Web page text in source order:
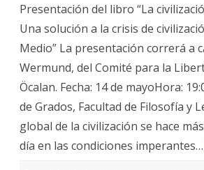
la
cuestión
Kurda
Presentación del libro “La
Una solución a la crisis de
Medio” La presentación correrá a
Wermund, del Comité para la
Öcalan. Fecha: 14 de mayoHora:
de Grados, Facultad de Filosofía y
global de la civilización se hace
día en las condiciones imperantes…